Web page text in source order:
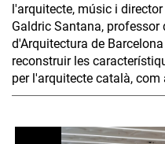
l'arquitecte, músic i
Galdric Santana, professor
d'Arquitectura de
reconstruir les
per l'arquitecte català,